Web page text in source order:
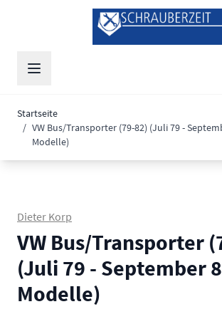
Zum Inhalt springen
Startseite
/ VW Bus/Transporter (79-82) (Juli 79 -
Modelle)
Dieter Korp
VW Bus/Transporter
(Juli 79 - September
Modelle)